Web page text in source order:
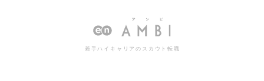
職 人情報
若手ハイキャリアのスカウト転職